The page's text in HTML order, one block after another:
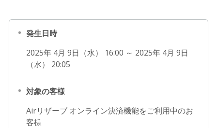
発生日時
2025年 4月 9日（水） 16:00 ～ 2025年 4月 9日
（水） 20:05
対象の客様
Airリザーブ オンライン決済機能をご利用中のお
客様